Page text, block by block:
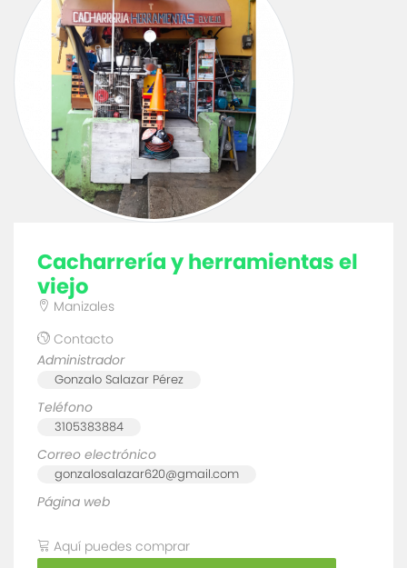
cacharrería y herramientas el
viejo
Manizales
Contacto
Administrador
Gonzalo Salazar Pérez
Teléfono
3105383884
Correo electrónico
gonzalosalazar620@gmail.com
Página web
Aquí puedes comprar